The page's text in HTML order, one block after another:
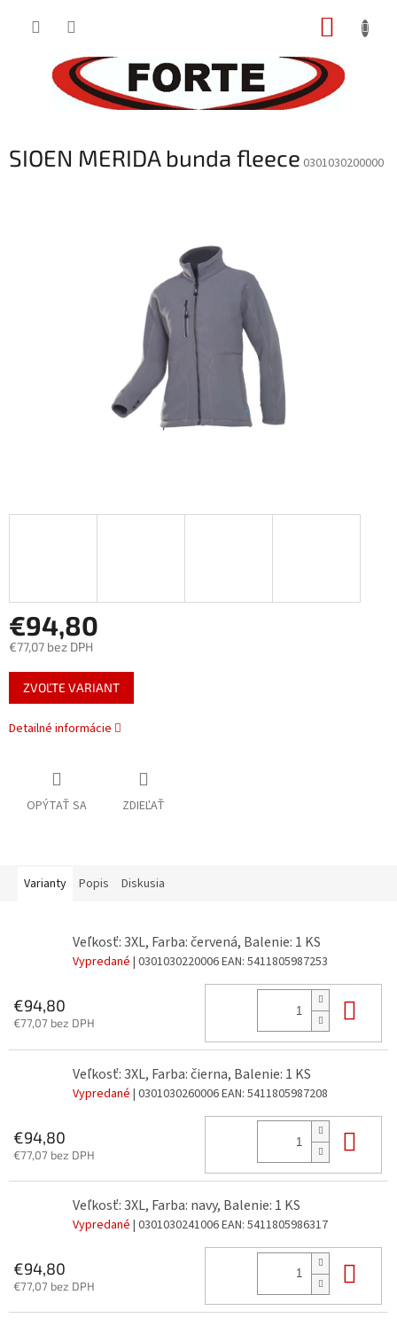
SIOEN MERIDA bunda fleece 0301030200000
€94,80
€77,07 bez DPH
Jednotková
cena:
ZVOĽTE VARIANT
Detailné informácie
OPÝTAŤ SA ZDIEĽAŤ
Varianty Popis Diskusia
Veľkosť: 3XL, Farba: červená, Balenie: 1 KS
Vypredané | 0301030220006EAN: 5411805987253
€94,80
€77,07 bez DPH
Veľkosť: 3XL, Farba: čierna, Balenie: 1 KS
Vypredané | 0301030260006EAN: 5411805987208
€94,80
€77,07 bez DPH
Veľkosť: 3XL, Farba: navy, Balenie: 1 KS
Vypredané | 0301030241006EAN: 5411805986317
€94,80
€77,07 bez DPH